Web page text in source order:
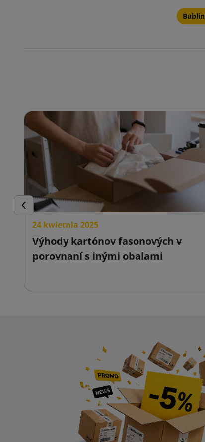
Späť
24 kwietnia 2025
Výhody kartónov fasonových v
porovnaní s inými obalami